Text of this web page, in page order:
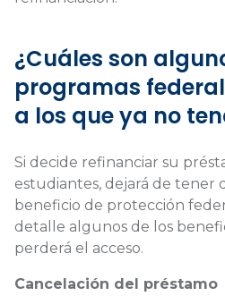
¿Cuáles son
programas
a los que ya no
Si decide refinanciar su
estudiantes, dejará de tener
beneficio de protección
detalle algunos de los
perderá el acceso.
Cancelación del préstamo